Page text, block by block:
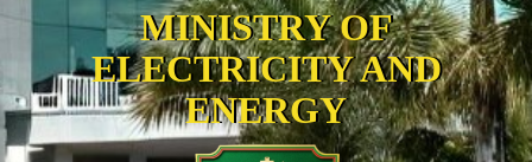
MINISTRY OF
ELECTRICITY AND
ENERGY